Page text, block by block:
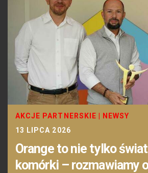
AKCJE PARTNERSKIE
NEWSY
13 LIPCA 2026
Orange to nie tylko
komórki – rozmawiamy